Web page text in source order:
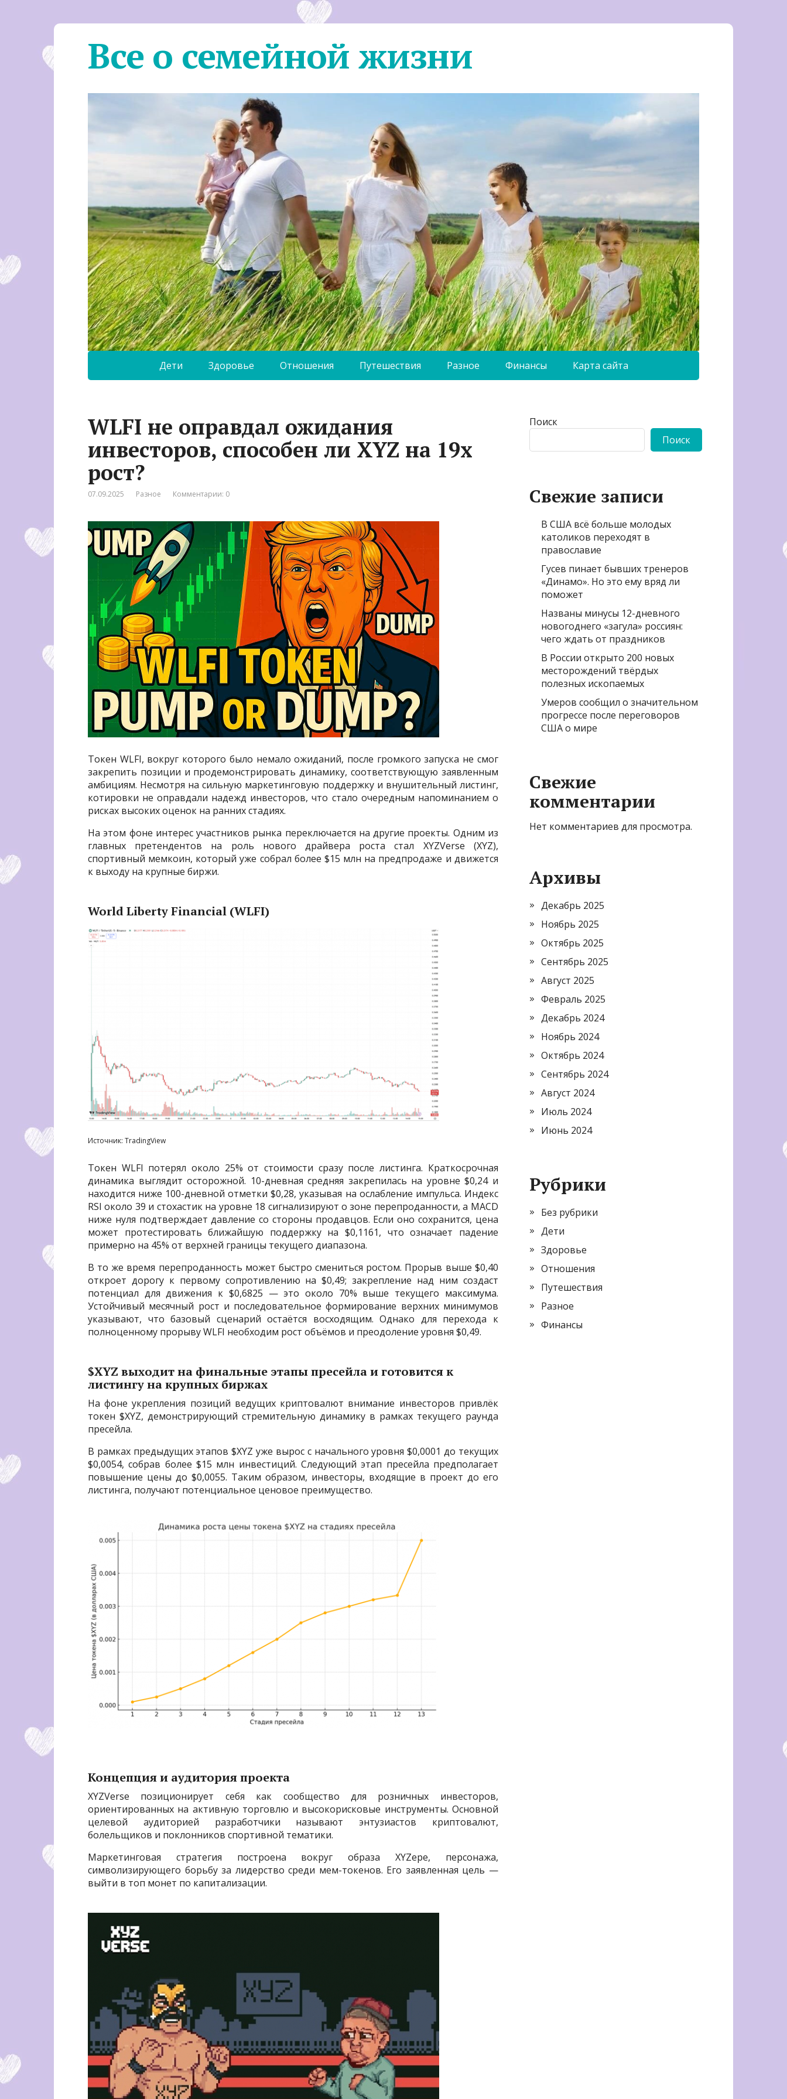
Все о семейной жизни
Дети Здоровье Отношения Путешествия Разное Финансы Карта сайта
WLFI не оправдал ожидания
инвесторов, способен ли XYZ на 19x
рост?
07.09.2025 Разное Комментарии: 0
Токен WLFI, вокруг которого было немало ожиданий, после громкого запуска не смог
закрепить позиции и продемонстрировать динамику, соответствующую заявленным
амбициям. Несмотря на сильную маркетинговую поддержку и внушительный листинг,
котировки не оправдали надежд инвесторов, что стало очередным напоминанием о
рисках высоких оценок на ранних стадиях.
На этом фоне интерес участников рынка переключается на другие проекты. Одним из
главных претендентов на роль нового драйвера роста стал XYZVerse (XYZ),
спортивный мемкоин, который уже собрал более $15 млн на предпродаже и движется
к выходу на крупные биржи.
World Liberty Financial (WLFI)
Источник: TradingView
Токен WLFI потерял около 25% от стоимости сразу после листинга. Краткосрочная
динамика выглядит осторожной. 10-дневная средняя закрепилась на уровне $0,24 и
находится ниже 100-дневной отметки $0,28, указывая на ослабление импульса. Индекс
RSI около 39 и стохастик на уровне 18 сигнализируют о зоне перепроданности, а MACD
ниже нуля подтверждает давление со стороны продавцов. Если оно сохранится, цена
может протестировать ближайшую поддержку на $0,1161, что означает падение
примерно на 45% от верхней границы текущего диапазона.
В то же время перепроданность может быстро смениться ростом. Прорыв выше $0,40
откроет дорогу к первому сопротивлению на $0,49; закрепление над ним создаст
потенциал для движения к $0,6825 — это около 70% выше текущего максимума.
Устойчивый месячный рост и последовательное формирование верхних минимумов
указывают, что базовый сценарий остаётся восходящим. Однако для перехода к
полноценному прорыву WLFI необходим рост объёмов и преодоление уровня $0,49.
$XYZ выходит на финальные этапы пресейла и готовится к
листингу на крупных биржах
На фоне укрепления позиций ведущих криптовалют внимание инвесторов привлёк
токен $XYZ, демонстрирующий стремительную динамику в рамках текущего раунда
пресейла.
В рамках предыдущих этапов $XYZ уже вырос с начального уровня $0,0001 до текущих
$0,0054, собрав более $15 млн инвестиций. Следующий этап пресейла предполагает
повышение цены до $0,0055. Таким образом, инвесторы, входящие в проект до его
листинга, получают потенциальное ценовое преимущество.
Концепция и аудитория проекта
XYZVerse позиционирует себя как сообщество для розничных инвесторов,
ориентированных на активную торговлю и высокорисковые инструменты. Основной
целевой аудиторией разработчики называют энтузиастов криптовалют,
болельщиков и поклонников спортивной тематики.
Маркетинговая стратегия построена вокруг образа XYZepe, персонажа,
символизирующего борьбу за лидерство среди мем-токенов. Его заявленная цель —
выйти в топ монет по капитализации.
Поиск
Поиск
Свежие записи
В США всё больше молодых
католиков переходят в
православие
Гусев пинает бывших тренеров
«Динамо». Но это ему вряд ли
поможет
Названы минусы 12-дневного
новогоднего «загула» россиян:
чего ждать от праздников
В России открыто 200 новых
месторождений твёрдых
полезных ископаемых
Умеров сообщил о значительном
прогрессе после переговоров
США о мире
Свежие
комментарии
Нет комментариев для просмотра.
Архивы
Декабрь 2025
Ноябрь 2025
Октябрь 2025
Сентябрь 2025
Август 2025
Февраль 2025
Декабрь 2024
Ноябрь 2024
Октябрь 2024
Сентябрь 2024
Август 2024
Июль 2024
Июнь 2024
Рубрики
Без рубрики
Дети
Здоровье
Отношения
Путешествия
Разное
Финансы